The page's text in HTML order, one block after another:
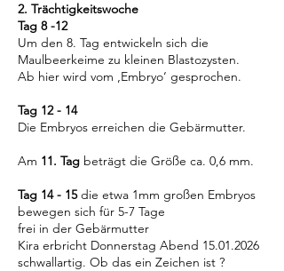
2. Trächtigkeitswoche
Tag 8 -12
Um den 8. Tag entwickeln sich die
Maulbeerkeime zu kleinen Blastozysten.
Ab hier wird vom ‚Embryo‘ gesprochen.
Tag 12 - 14
Die Embryos erreichen die Gebärmutter.
Am 11. Tag beträgt die Größe ca. 0,6 mm.
Tag 14 - 15 die etwa 1mm großen Embryos
bewegen sich für 5-7 Tage
frei in der Gebärmutter
Kira erbricht Donnerstag Abend 15.01.2026
schwallartig. Ob das ein Zeichen ist ?